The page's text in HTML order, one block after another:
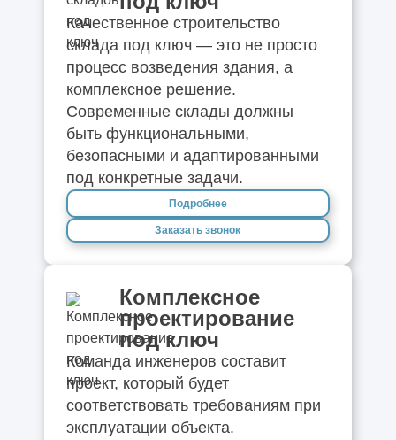
Качественное строительство
склада под ключ — это не просто
процесс возведения здания, а
комплексное решение.
Современные склады должны
быть функциональными,
безопасными и адаптированными
под конкретные задачи.
Подробнее
Заказать звонок
Комплексное
проектирование
под ключ
Команда инженеров составит
проект, который будет
соответствовать требованиям при
эксплуатации объекта.